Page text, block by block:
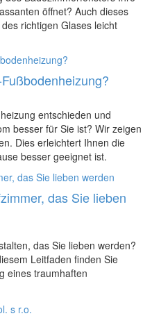
öffnet? Auch dieses
richtigen Glases leicht
entschieden und
besser für Sie ist? Wir zeigen
Dies erleichtert Ihnen die
besser geeignet ist.
das Sie lieben
das Sie lieben werden?
Leitfaden finden Sie
eines traumhaften